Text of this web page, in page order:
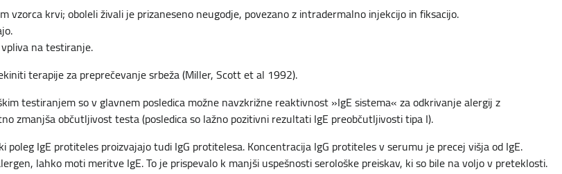
vzorca krvi; oboleli živali je prizaneseno neugodje, povezano z intradermalno injekcijo in fiksacijo.
na testiranje.
terapije za preprečevanje srbeža (Miller, Scott et al 1992).
testiranjem so v glavnem posledica možne navzkrižne reaktivnost »IgE sistema« za odkrivanje alergij z
zmanjša občutljivost testa (posledica so lažno pozitivni rezultati IgE preobčutljivosti tipa I).
poleg IgE protiteles proizvajajo tudi IgG protitelesa. Koncentracija IgG protiteles v serumu je precej višja od IgE.
lahko moti meritve IgE. To je prispevalo k manjši uspešnosti serološke preiskav, ki so bile na voljo v preteklosti.